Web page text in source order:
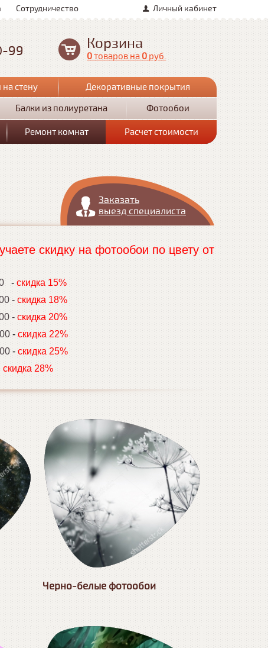
Личный кабинет
Сотрудничество
99
Корзина
0товаров на 0 руб.
стену
Декоративные покрытия
Балки из полиуретана Фотообои
Ремонт комнат Расчет стоимости
Заказать
выезд специалиста
скидку на фотообои по цвету от
- скидка 15%
- скидка 18%
- скидка 20%
- скидка 22%
- скидка 25%
скидка 28%
Черно-белые фотообои